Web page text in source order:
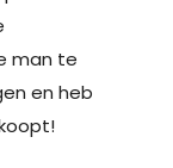
man te
en heb